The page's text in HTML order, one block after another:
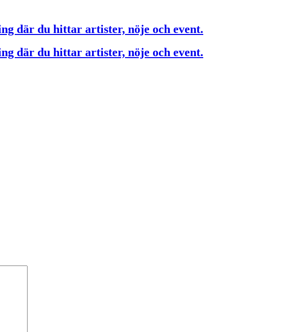
där du hittar artister, nöje och event.
där du hittar artister, nöje och event.